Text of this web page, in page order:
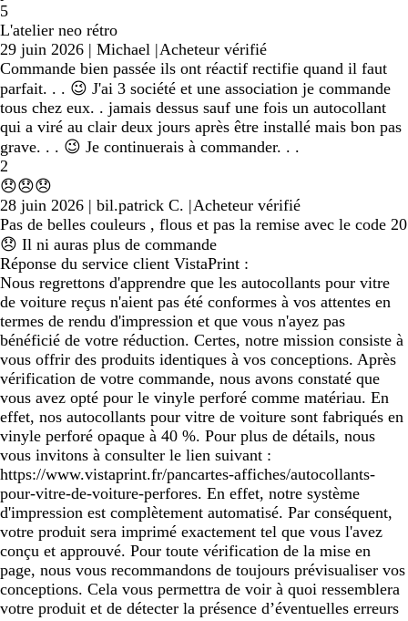
5
L'atelier neo rétro
29 juin 2026 | Michael |Acheteur vérifié
Commande bien passée ils ont réactif rectifie quand il faut
parfait. . . 😉 J'ai 3 société et une association je commande
tous chez eux. . jamais dessus sauf une fois un autocollant
qui a viré au clair deux jours après être installé mais bon pas
grave. . . 😉 Je continuerais à commander. . .
2
😞😞😞
28 juin 2026 | bil.patrick C. |Acheteur vérifié
Pas de belles couleurs , flous et pas la remise avec le code 20
😞 Il ni auras plus de commande
Réponse du service client VistaPrint :
Nous regrettons d'apprendre que les autocollants pour vitre
de voiture reçus n'aient pas été conformes à vos attentes en
termes de rendu d'impression et que vous n'ayez pas
bénéficié de votre réduction. Certes, notre mission consiste à
vous offrir des produits identiques à vos conceptions. Après
vérification de votre commande, nous avons constaté que
vous avez opté pour le vinyle perforé comme matériau. En
effet, nos autocollants pour vitre de voiture sont fabriqués en
vinyle perforé opaque à 40 %. Pour plus de détails, nous
vous invitons à consulter le lien suivant :
https://www.vistaprint.fr/pancartes-affiches/autocollants-
pour-vitre-de-voiture-perfores. En effet, notre système
d'impression est complètement automatisé. Par conséquent,
votre produit sera imprimé exactement tel que vous l'avez
conçu et approuvé. Pour toute vérification de la mise en
page, nous vous recommandons de toujours prévisualiser vos
conceptions. Cela vous permettra de voir à quoi ressemblera
votre produit et de détecter la présence d’éventuelles erreurs